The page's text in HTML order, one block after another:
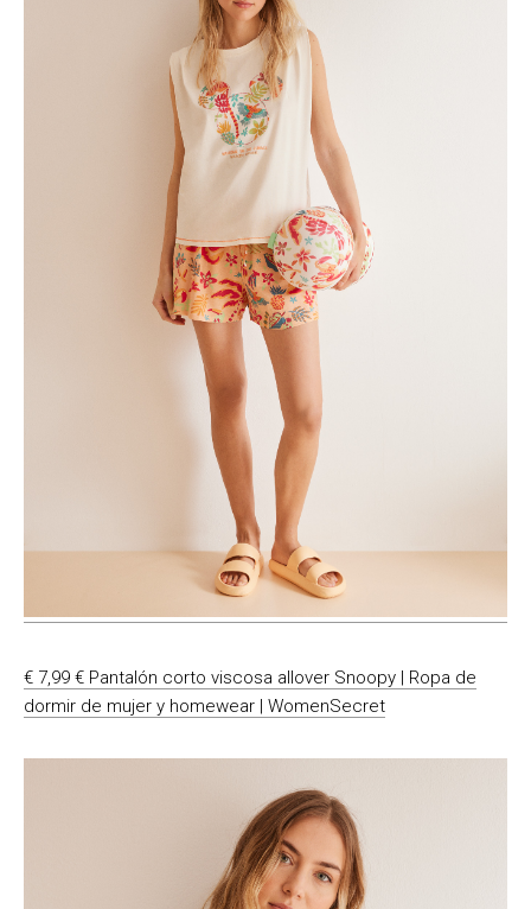
€ 7,99 € Pantalón corto viscosa allover Snoopy | Ropa de
dormir de mujer y homewear | WomenSecret